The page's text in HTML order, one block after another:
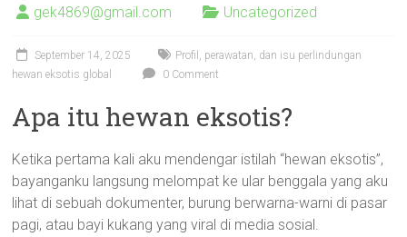
gek4869@gmail.com Uncategorized
September 14, 2025
Profil, perawatan, dan isu perlindungan
hewan eksotis global
0 Comment
Apa itu hewan eksotis?
Ketika pertama kali aku mendengar istilah “hewan eksotis”,
bayanganku langsung melompat ke ular benggala yang aku
lihat di sebuah dokumenter, burung berwarna-warni di pasar
pagi, atau bayi kukang yang viral di media sosial.